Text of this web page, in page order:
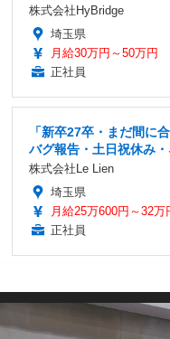
株式会社HyBridge
埼玉県
月給30万円～50万円
正社員
「新卒27卒・まだ間に
バグ報告・土日祝休み
株式会社Le Lien
埼玉県
月給25万600円～32万
正社員